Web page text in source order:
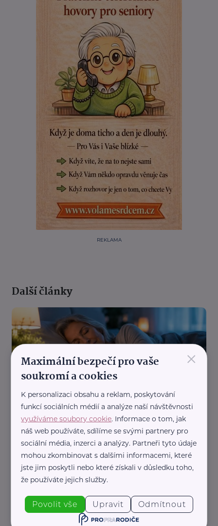
REKLAMA
Další články
Jak na kvalitní spánek. Roli hraje režim, pohyb i
správné návyky
Péče o sebe Pohyb Vitalita Výživa Zdraví
×
Maximální bezpečí pro vaše
soukromí a cookies
K personalizaci obsahu a reklam, poskytování
funkcí sociálních médií a analýze naší návštěvnosti
využíváme soubory cookie. Informace o tom, jak
náš web používáte, sdílíme se svými partnery pro
sociální média, inzerci a analýzy. Partneři tyto údaje
mohou zkombinovat s dalšími informacemi, které
jste jim poskytli nebo které získali v důsledku toho,
že používáte jejich služby.
Povolit vše Upravit Odmítnout